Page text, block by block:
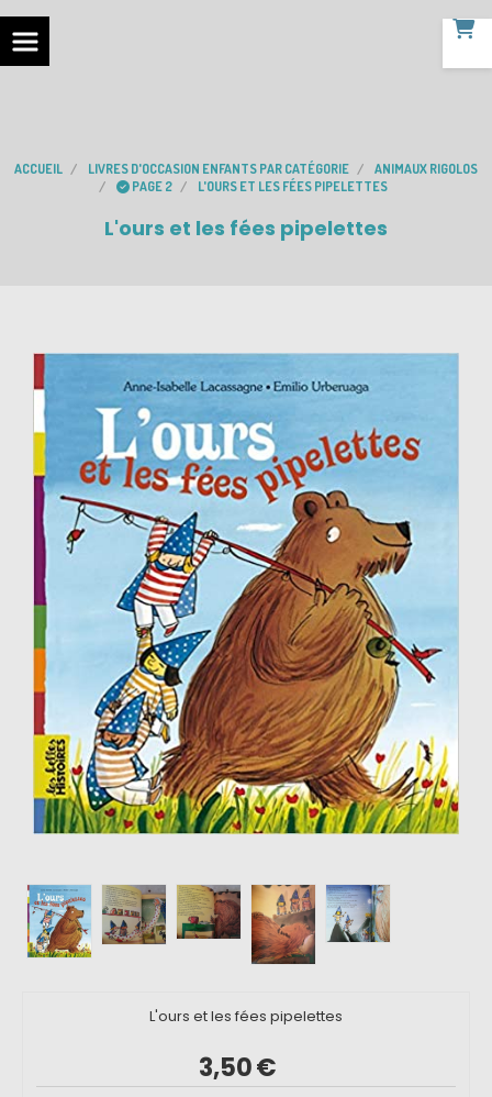
ACCUEIL LIVRES D'OCCASION ENFANTS PAR CATÉGORIE
ANIMAUX RIGOLOS
PAGE 2
L'OURS ET LES FÉES PIPELETTES
L'ours et les fées pipelettes
L'ours et les fées pipelettes
3,50€